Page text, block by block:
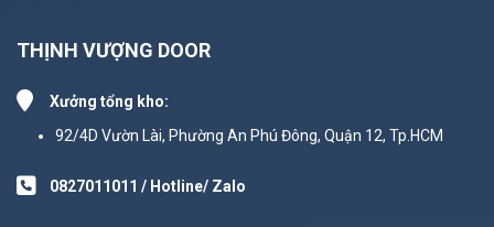
THỊNH VƯỢNG DOOR
Xưởng tổng kho:
92/4D Vườn Lài, Phường An Phú Đông, Quận 12, Tp.HCM
0827011011 / Hotline/ Zalo